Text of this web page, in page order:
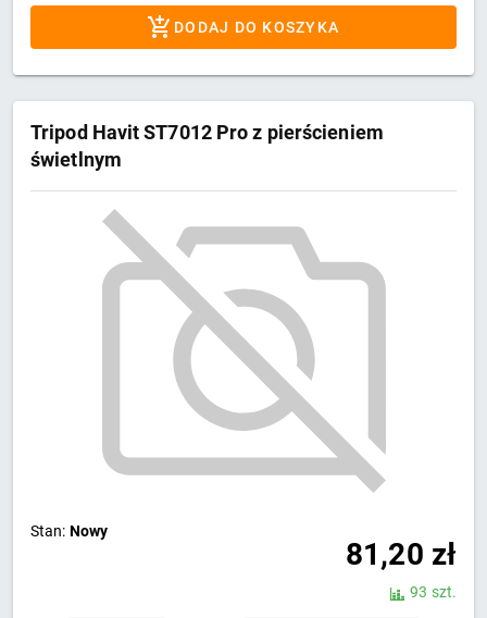
DODAJ DO KOSZYKA
Tripod Havit ST7012 Pro z pierścieniem
świetlnym
Stan: Nowy
81,20 zł
93 szt.